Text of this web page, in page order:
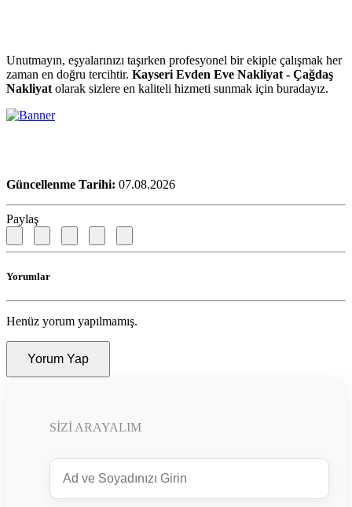
Unutmayın, eşyalarınızı taşırken profesyonel bir ekiple çalışmak her
zaman en doğru tercihtir. Kayseri Evden Eve Nakliyat - Çağdaş
Nakliyat olarak sizlere en kaliteli hizmeti sunmak için buradayız.
Güncellenme Tarihi: 07.08.2026
Paylaş
Yorumlar
Henüz yorum yapılmamış.
Yorum Yap
SIZI ARAYALIM